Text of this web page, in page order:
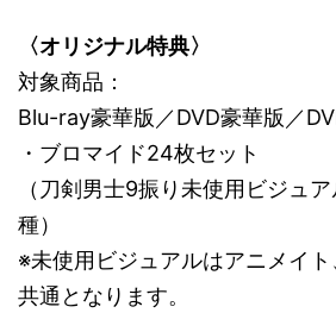
〈オリジナル特典〉
対象商品：
Blu-ray豪華版／DVD豪華版／
・ブロマイド24枚セット
（刀剣男士9振り未使用ビジュ
種）
※未使用ビジュアルはアニメイ
共通となります。